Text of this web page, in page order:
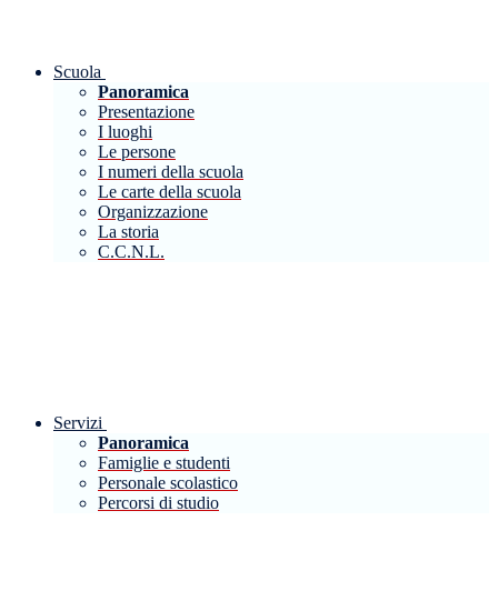
Scuola
Panoramica
Presentazione
I luoghi
Le persone
I numeri della scuola
Le carte della scuola
Organizzazione
La storia
C.C.N.L.
Servizi
Panoramica
Famiglie e studenti
Personale scolastico
Percorsi di studio